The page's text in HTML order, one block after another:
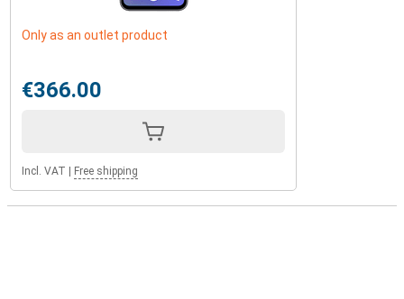
Only as an outlet product
€366.00
Incl. VAT Free shipping